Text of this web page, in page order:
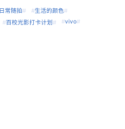
日常随拍# #生活的颜色#
#百校光影打卡计划 # #vivo#